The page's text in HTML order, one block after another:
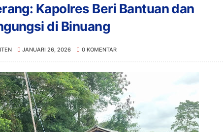
Kapolres Beri Bantuan dan
di Binuang
JANUARI 26, 2026 0 KOMENTAR